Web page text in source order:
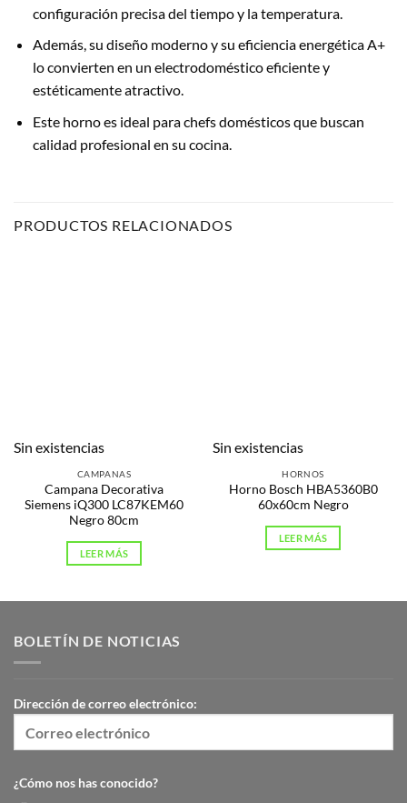
configuración precisa del tiempo y la temperatura.
Además, su diseño moderno y su eficiencia energética A+
lo convierten en un electrodoméstico eficiente y
estéticamente atractivo.
Este horno es ideal para chefs domésticos que buscan
calidad profesional en su cocina.
PRODUCTOS RELACIONADOS
Sin existencias
CAMPANAS
Campana Decorativa
Siemens iQ300 LC87KEM60
Negro 80cm
LEER MÁS
Sin existencias
HORNOS
Horno Bosch HBA5360B0
60x60cm Negro
LEER MÁS
BOLETÍN DE NOTICIAS
Dirección de correo electrónico:
¿Cómo nos has conocido?